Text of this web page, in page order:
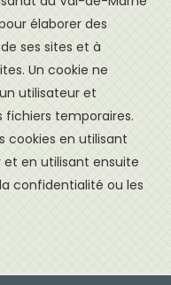
élaborer des
ses sites et à
Un cookie ne
utilisateur et
temporaires.
cookies en utilisant
et en utilisant ensuite
confidentialité ou les